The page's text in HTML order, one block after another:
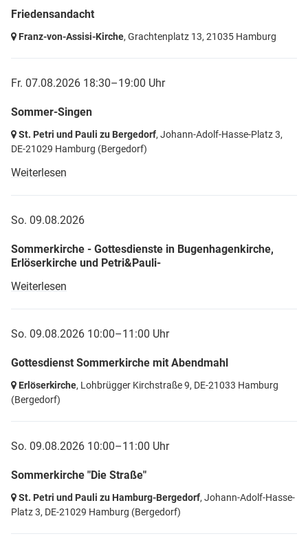
Friedensandacht
Franz-von-Assisi-Kirche, Grachtenplatz 13, 21035 Hamburg
Fr. 07.08.2026 18:30–19:00 Uhr
Sommer-Singen
St. Petri und Pauli zu Bergedorf, Johann-Adolf-Hasse-Platz 3,
DE-21029 Hamburg (Bergedorf)
Weiterlesen
So. 09.08.2026
Sommerkirche - Gottesdienste in Bugenhagenkirche,
Erlöserkirche und Petri&Pauli-
Weiterlesen
So. 09.08.2026 10:00–11:00 Uhr
Gottesdienst Sommerkirche mit Abendmahl
Erlöserkirche, Lohbrügger Kirchstraße 9, DE-21033 Hamburg
(Bergedorf)
So. 09.08.2026 10:00–11:00 Uhr
Sommerkirche "Die Straße"
St. Petri und Pauli zu Hamburg-Bergedorf, Johann-Adolf-Hasse-
Platz 3, DE-21029 Hamburg (Bergedorf)